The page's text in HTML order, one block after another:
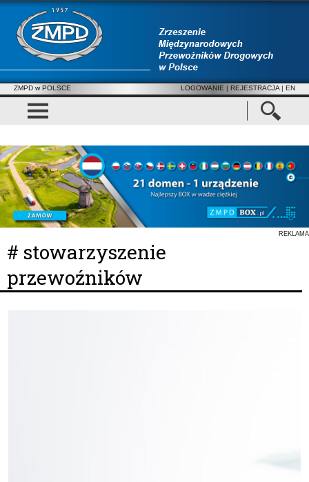
ZMPD w POLSCE LOGOWANIE | REJESTRACJA | EN
REKLAMA
# stowarzyszenie
przewoźników